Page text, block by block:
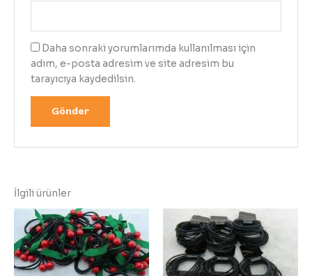
Daha sonraki yorumlarımda kullanılması için
adım, e-posta adresim ve site adresim bu
tarayıcıya kaydedilsin.
İlgili ürünler